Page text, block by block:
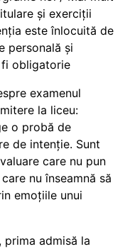
și exerciții
este înlocuită de
personală și
obligatorie
examenul
la liceu:
o probă de
de intenție. Sunt
care nu pun
nu înseamnă să
emoțiile unui
prima admisă la